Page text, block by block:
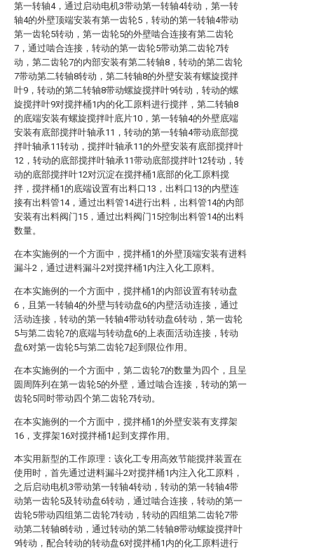
第一转轴4，通过启动电机3带动第一转轴4转动，第一转
轴4的外壁顶端安装有第一齿轮5，转动的第一转轴4带动
第一齿轮5转动，第一齿轮5的外壁啮合连接有第二齿轮
7，通过啮合连接，转动的第一齿轮5带动第二齿轮7转
动，第二齿轮7的内部安装有第二转轴8，转动的第二齿轮
7带动第二转轴8转动，第二转轴8的外壁安装有螺旋搅拌
叶9，转动的第二转轴8带动螺旋搅拌叶9转动，转动的螺
旋搅拌叶9对搅拌桶1内的化工原料进行搅拌，第二转轴8
的底端安装有螺旋搅拌叶底片10，第一转轴4的外壁底端
安装有底部搅拌叶轴承11，转动的第一转轴4带动底部搅
拌叶轴承11转动，搅拌叶轴承11的外壁安装有底部搅拌叶
12，转动的底部搅拌叶轴承11带动底部搅拌叶12转动，转
动的底部搅拌叶12对沉淀在搅拌桶1底部的化工原料搅
拌，搅拌桶1的底端设置有出料口13，出料口13的内壁连
接有出料管14，通过出料管14进行出料，出料管14的内部
安装有出料阀门15，通过出料阀门15控制出料管14的出料
数量。
在本实施例的一个方面中，搅拌桶1的外壁顶端安装有进料
漏斗2，通过进料漏斗2对搅拌桶1内注入化工原料。
在本实施例的一个方面中，搅拌桶1的内部设置有转动盘
6，且第一转轴4的外壁与转动盘6的内壁活动连接，通过
活动连接，转动的第一转轴4带动转动盘6转动，第一齿轮
5与第二齿轮7的底端与转动盘6的上表面活动连接，转动
盘6对第一齿轮5与第二齿轮7起到限位作用。
在本实施例的一个方面中，第二齿轮7的数量为四个，且呈
圆周阵列在第一齿轮5的外壁，通过啮合连接，转动的第一
齿轮5同时带动四个第二齿轮7转动。
在本实施例的一个方面中，搅拌桶1的外壁安装有支撑架
16，支撑架16对搅拌桶1起到支撑作用。
本实用新型的工作原理：该化工专用高效节能搅拌装置在
使用时，首先通过进料漏斗2对搅拌桶1内注入化工原料，
之后启动电机3带动第一转轴4转动，转动的第一转轴4带
动第一齿轮5及转动盘6转动，通过啮合连接，转动的第一
齿轮5带动四组第二齿轮7转动，转动的四组第二齿轮7带
动第二转轴8转动，通过转动的第二转轴8带动螺旋搅拌叶
9转动，配合转动的转动盘6对搅拌桶1内的化工原料进行